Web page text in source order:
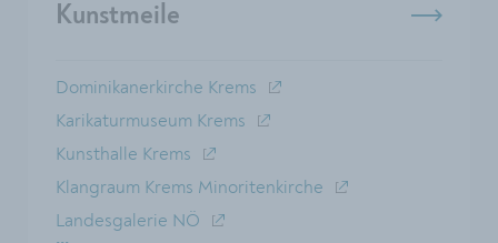
Kunstmeile
Dominikanerkirche Krems
Karikaturmuseum Krems
Kunsthalle Krems
Klangraum Krems Minoritenkirche
Landesgalerie NÖ